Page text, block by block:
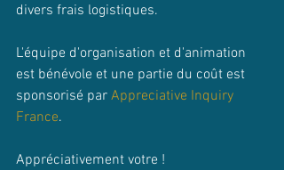
divers frais logistiques.
L'équipe d'organisation et d'animation
est bénévole et une partie du coût est
sponsorisé par Appreciative Inquiry
France.
Appréciativement votre !